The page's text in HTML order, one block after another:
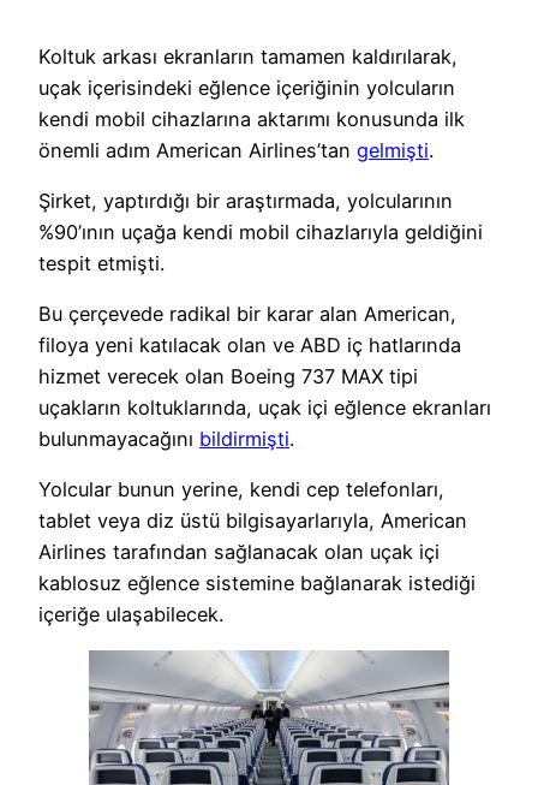
Koltuk arkası ekranların tamamen kaldırılarak,
uçak içerisindeki eğlence içeriğinin yolcuların
kendi mobil cihazlarına aktarımı konusunda ilk
önemli adım American Airlines’tan gelmişti.
Şirket, yaptırdığı bir araştırmada, yolcularının
%90’ının uçağa kendi mobil cihazlarıyla geldiğini
tespit etmişti.
Bu çerçevede radikal bir karar alan American,
filoya yeni katılacak olan ve ABD iç hatlarında
hizmet verecek olan Boeing 737 MAX tipi
uçakların koltuklarında, uçak içi eğlence ekranları
bulunmayacağını bildirmişti.
Yolcular bunun yerine, kendi cep telefonları,
tablet veya diz üstü bilgisayarlarıyla, American
Airlines tarafından sağlanacak olan uçak içi
kablosuz eğlence sistemine bağlanarak istediği
içeriğe ulaşabilecek.